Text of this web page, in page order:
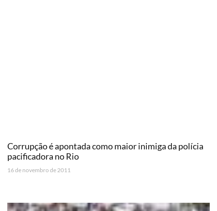
Corrupção é apontada como maior inimiga da polícia
pacificadora no Rio
16 de novembro de 2011